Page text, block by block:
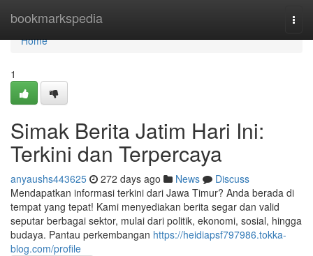
bookmarkspedia
Home
Home
1
Simak Berita Jatim Hari Ini:
Terkini dan Terpercaya
anyaushs443625 272 days ago News
Discuss
Mendapatkan informasi terkini dari Jawa Timur? Anda berada di
tempat yang tepat! Kami menyediakan berita segar dan valid
seputar berbagai sektor, mulai dari politik, ekonomi, sosial, hingga
budaya. Pantau perkembangan https://heidiapsf797986.tokka-
blog.com/profile